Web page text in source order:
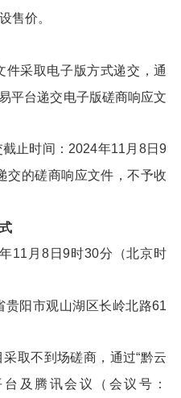
售价。
件采取电子版方式递交，通
平台递交电子版磋商响应文
截止时间：2024年11月8日9
交的磋商响应文件，不予收
11月8日9时30分（北京时
贵阳市观山湖区长岭北路61
采取不到场磋商，通过“黔云
及腾讯会议（会议号：